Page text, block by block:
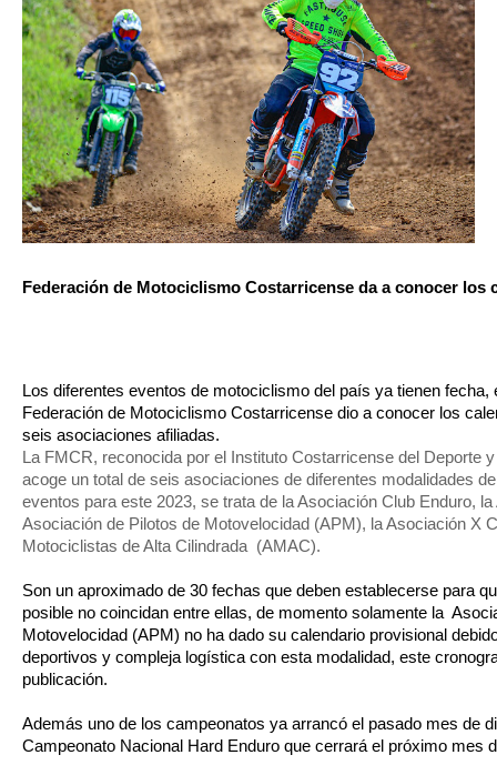
Federación de Motociclismo Costarricense da a conocer los
Los diferentes eventos de motociclismo del país ya tienen fecha,
Federación de Motociclismo Costarricense dio a conocer los
seis asociaciones afiliadas.
La FMCR, reconocida por el Instituto Costarricense del Deporte
acoge un total de seis asociaciones de diferentes modalidades
eventos para este 2023, se trata de la Asociación Club Enduro,
Asociación de Pilotos de Motovelocidad (APM), la Asociación X
Motociclistas de Alta Cilindrada  (AMAC).
Son un aproximado de 30 fechas que deben establecerse para
posible no coincidan entre ellas, de momento solamente la
Motovelocidad (APM) no ha dado su calendario provisional
deportivos y compleja logística con esta modalidad, este
publicación.
Además uno de los campeonatos ya arrancó el pasado mes de
Campeonato Nacional Hard Enduro que cerrará el próximo mes